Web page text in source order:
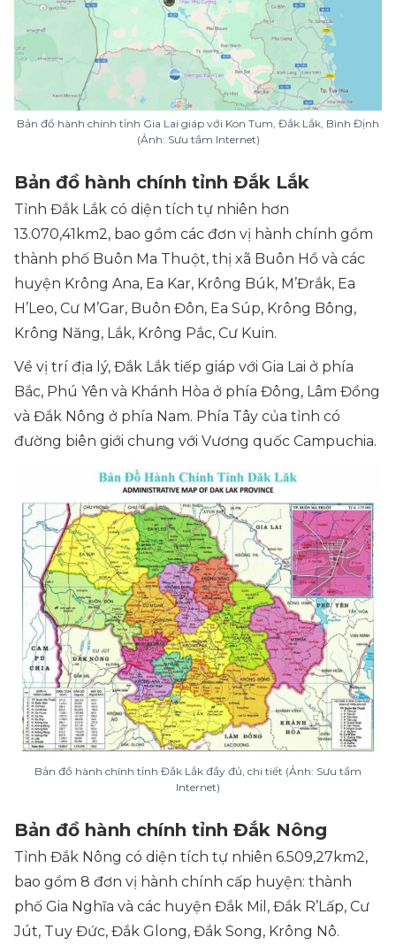
Bản đồ hành chính tỉnh Gia Lai giáp với Kon Tum, Đắk Lắk, Bình Định
(Ảnh: Sưu tầm Internet)
Bản đồ hành chính tỉnh Đắk Lắk
Tỉnh Đắk Lắk có diện tích tự nhiên hơn
13.070,41km2, bao gồm các đơn vị hành chính gồm
thành phố Buôn Ma Thuột, thị xã Buôn Hồ và các
huyện Krông Ana, Ea Kar, Krông Búk, M’Đrắk, Ea
H’Leo, Cư M’Gar, Buôn Đôn, Ea Súp, Krông Bông,
Krông Năng, Lắk, Krông Pắc, Cư Kuin.
Về vị trí địa lý, Đắk Lắk tiếp giáp với Gia Lai ở phía
Bắc, Phú Yên và Khánh Hòa ở phía Đông, Lâm Đồng
và Đắk Nông ở phía Nam. Phía Tây của tỉnh có
đường biên giới chung với Vương quốc Campuchia.
Bản đồ hành chính tỉnh Đắk Lắk đầy đủ, chi tiết (Ảnh: Sưu tầm
Internet)
Bản đồ hành chính tỉnh Đắk Nông
Tỉnh Đắk Nông có diện tích tự nhiên 6.509,27km2,
bao gồm 8 đơn vị hành chính cấp huyện: thành
phố Gia Nghĩa và các huyện Đắk Mil, Đắk R’Lấp, Cư
Jút, Tuy Đức, Đắk Glong, Đắk Song, Krông Nô.